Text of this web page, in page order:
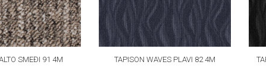
SMEĐI 91 4M TAPISON WAVES PLAVI 82 4M